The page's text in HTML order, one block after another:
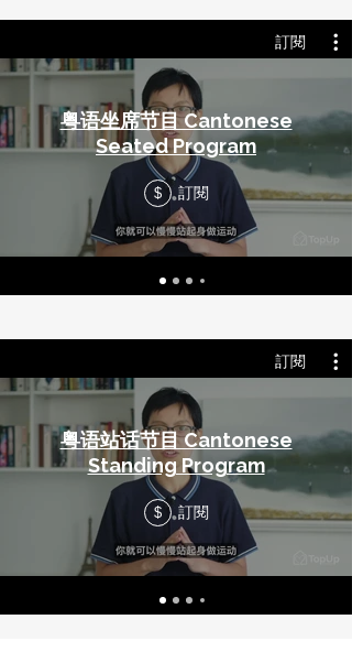
訂閱
粤语坐席节目 Cantonese
Seated Program
$ 訂閱
訂閱
粤语站话节目 Cantonese
Standing Program
$ 訂閱